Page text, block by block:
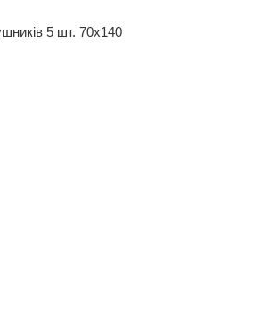
5 шт. 70x140